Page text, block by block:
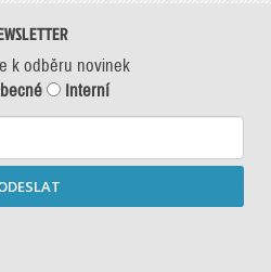
k odběru novinek
Interní